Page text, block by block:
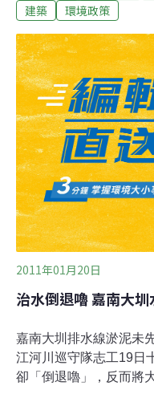
引發倒灌，讓沿岸住戶
志工支援，希望新化區
建築
環境政策
2011年01月20日
治水倒退嚕 嘉南大
嘉南大圳排水線淤泥未
江河川巡守隊志工19日
卻「倒退嚕」，反而將